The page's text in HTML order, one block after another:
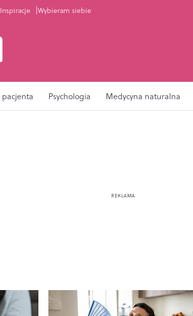
Inspiracje Wybieram siebie
pacjenta Psychologia Medycyna naturalna